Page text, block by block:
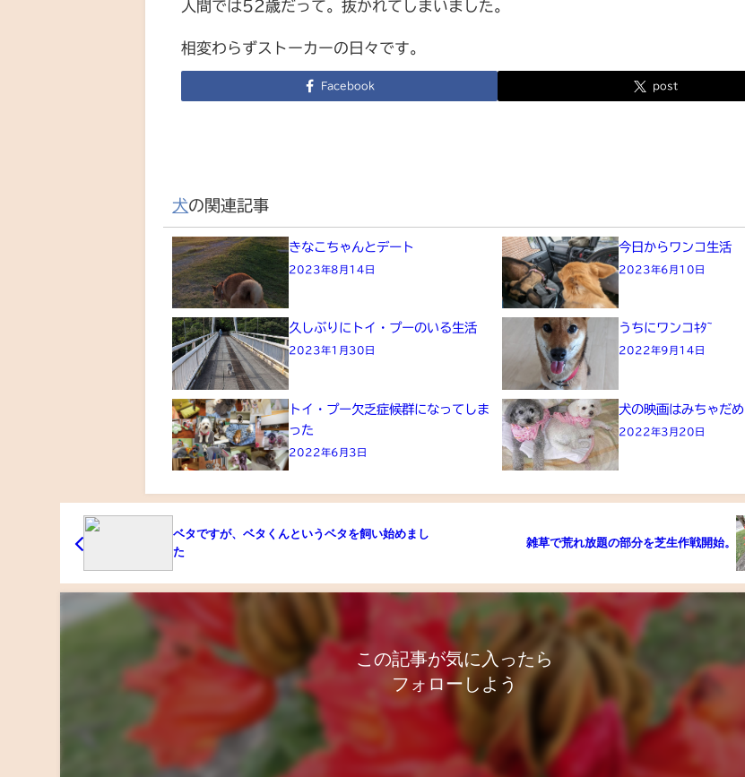
人間では52歳だって。抜かれてしまいました。
相変わらずストーカーの日々です。
Facebook post
犬の関連記事
きなこちゃんとデート
2023年8月14日
今日からワンコ生活
2023年6月10日
久しぶりにトイ・プーのいる生活
2023年1月30日
うちにワンコｷﾀ~
2022年9月14日
トイ・プー欠乏症候群になってしま
った
2022年6月3日
犬の映画はみちゃだめ
2022年3月20日
ベタですが、ベタくんというベタを飼い始めまし
た
雑草で荒れ放題の部分を芝生作戦開始。
この記事が気に入ったら
フォローしよう